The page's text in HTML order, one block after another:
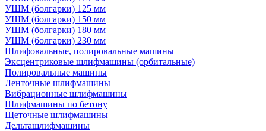
УШМ (болгарки) 125 мм
УШМ (болгарки) 150 мм
УШМ (болгарки) 180 мм
УШМ (болгарки) 230 мм
Шлифовальные, полировальные машины
Эксцентриковые шлифмашины (орбитальные)
Полировальные машины
Ленточные шлифмашины
Вибрационные шлифмашины
Шлифмашины по бетону
Щеточные шлифмашины
Дельташлифмашины